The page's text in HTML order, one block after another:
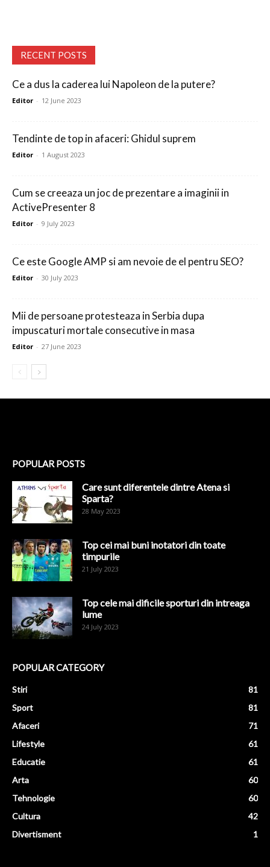
RECENT POSTS
Ce a dus la caderea lui Napoleon de la putere?
Editor - 12 June 2023
Tendinte de top in afaceri: Ghidul suprem
Editor - 1 August 2023
Cum se creeaza un joc de prezentare a imaginii in
ActivePresenter 8
Editor - 9 July 2023
Ce este Google AMP si am nevoie de el pentru SEO?
Editor - 30 July 2023
Mii de persoane protesteaza in Serbia dupa
impuscaturi mortale consecutive in masa
Editor - 27 June 2023
POPULAR POSTS
Care sunt diferentele dintre Atena si
Sparta?
28 May 2023
Top cei mai buni inotatori din toate
timpurile
21 July 2023
Top cele mai dificile sporturi din intreaga
lume
24 July 2023
POPULAR CATEGORY
Stiri
81
Sport
81
Afaceri
71
Lifestyle
61
Educatie
61
Arta
60
Tehnologie
60
Cultura
42
Divertisment
1